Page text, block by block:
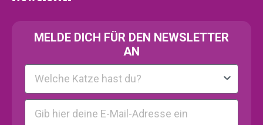
MELDE DICH FÜR DEN NEWSLETTER
AN
Kattenras
E-mail